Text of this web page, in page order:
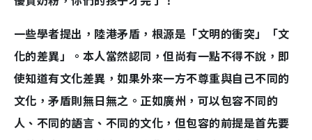
一些學者提出，陸港矛盾，根源是「文明的衝突」「文
化的差異」。本人當然認同，但尚有一點不得不說，即
使知道有文化差異，如果外來一方不尊重與自己不同的
文化，矛盾則無日無之。正如廣州，可以包容不同的
人、不同的語言、不同的文化，但包容的前提是首先要